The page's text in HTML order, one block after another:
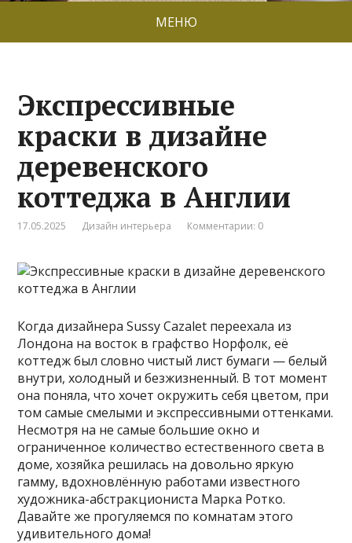
МЕНЮ
Экспрессивные
краски в дизайне
деревенского
коттеджа в Англии
17.05.2025 Дизайн интерьера Комментарии: 0
Когда дизайнера Sussy Cazalet переехала из
Лондона на восток в графство Норфолк, её
коттедж был словно чистый лист бумаги — белый
внутри, холодный и безжизненный. В тот момент
она поняла, что хочет окружить себя цветом, при
том самые смелыми и экспрессивными оттенками.
Несмотря на не самые большие окно и
ограниченное количество естественного света в
доме, хозяйка решилась на довольно яркую
гамму, вдохновлённую работами известного
художника-абстракциониста Марка Ротко.
Давайте же прогуляемся по комнатам этого
удивительного дома!